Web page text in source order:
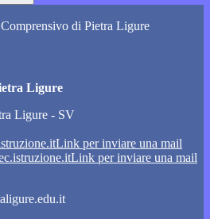
di Pietra Ligure
Ligure
Ligure - SV
Link per inviare una mail
Link per inviare una mail